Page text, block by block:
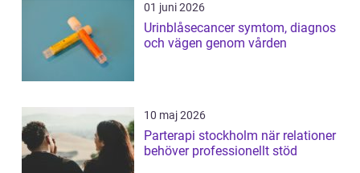
01 juni 2026
Urinblåsecancer symtom, diagnos
och vägen genom vården
10 maj 2026
Parterapi stockholm när relationer
behöver professionellt stöd